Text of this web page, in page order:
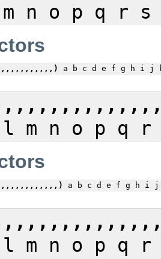
n o p q r s
a b c d e f g h i j
n o p q r
a b c d e f g h i j
n o p q r